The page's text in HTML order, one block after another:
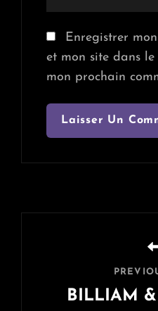
Enregistrer
et mon site dans
mon prochain
BILLIAM